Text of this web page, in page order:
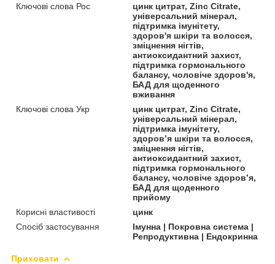
Ключові слова Рос
цинк цитрат, Zinc Citrate,
універсальний мінерал,
підтримка імунітету,
здоров'я шкіри та волосся,
зміцнення нігтів,
антиоксидантний захист,
підтримка гормонального
балансу, чоловіче здоров'я,
БАД для щоденного
вживання
Ключові слова Укр
цинк цитрат, Zinc Citrate,
універсальний мінерал,
підтримка імунітету,
здоров’я шкіри та волосся,
зміцнення нігтів,
антиоксидантний захист,
підтримка гормонального
балансу, чоловіче здоров’я,
БАД для щоденного
прийому
Корисні властивості
цинк
Спосіб застосування
Імунна | Покровна система |
Репродуктивна | Ендокринна
Приховати